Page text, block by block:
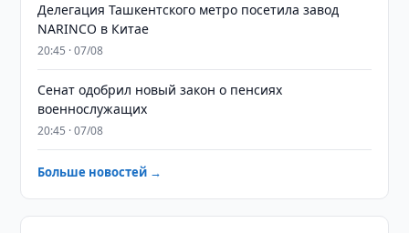
Делегация Ташкентского метро посетила завод
NARINCO в Китае
20:45 · 07/08
Сенат одобрил новый закон о пенсиях
военнослужащих
20:45 · 07/08
Больше новостей →